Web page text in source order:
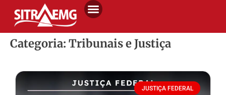
Categoria: Tribunais e Justiça
JUSTIÇA FEDERAL